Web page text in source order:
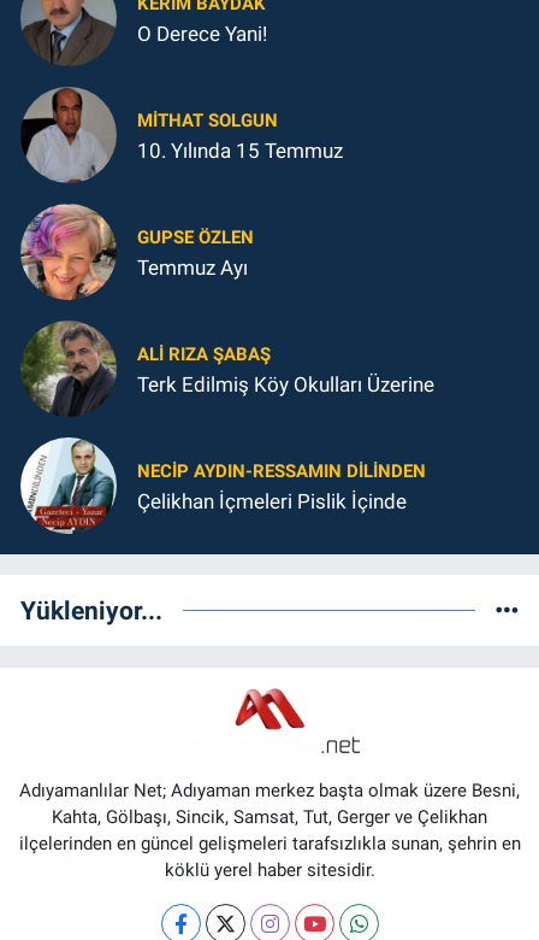
O Derece Yani!
MITHAT SOLGUN
10. Yılında 15 Temmuz
GUPSE ÖZLEN
Temmuz Ayı
ALI RIZA ŞABAŞ
Terk Edilmiş Köy Okulları Üzerine
NECIP AYDIN-RESSAMIN DILINDEN
Çelikhan İçmeleri Pislik İçinde
Yükleniyor...
Adıyamanlılar Net; Adıyaman merkez başta olmak üzere Besni,
Kahta, Gölbaşı, Sincik, Samsat, Tut, Gerger ve Çelikhan
ilçelerinden en güncel gelişmeleri tarafsızlıkla sunan, şehrin en
köklü yerel haber sitesidir.